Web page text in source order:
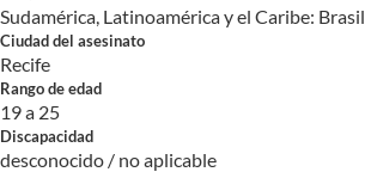
Sudamérica, Latinoamérica y el Caribe: Brasil
Ciudad del asesinato
Recife
Rango de edad
19 a 25
Discapacidad
desconocido / no aplicable